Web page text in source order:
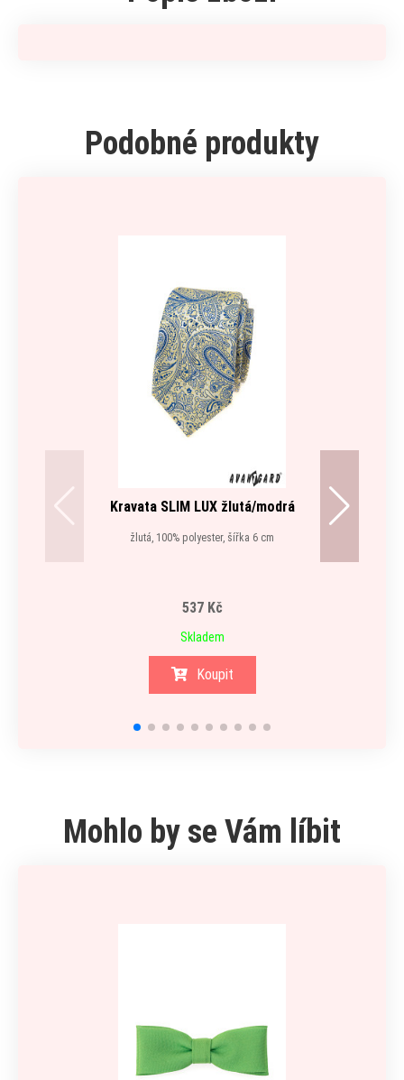
Podobné produkty
Kravata SLIM LUX žlutá/modrá
žlutá, 100% polyester, šířka 6 cm
537 Kč
Skladem
Koupit
Mohlo by se Vám líbit